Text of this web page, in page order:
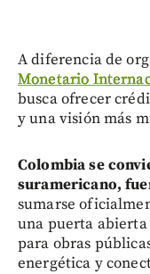
A diferencia de
Monetario
busca ofrecer
y una visión más
Colombia se
suramericano,
sumarse
una puerta
para obras
energética y